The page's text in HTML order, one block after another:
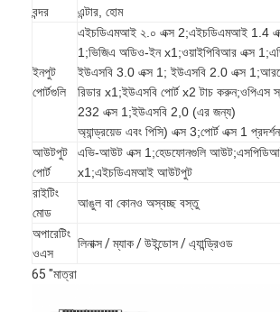
এখন চ্যাট করুন
আইবোর্ড ইন্টারেক্টিভ হোয়াইটবোর্ড
আইআর ইন্টারেক্টিভ হোয়াইটবোর্ড
ইনফ্রারেড ইন্টারেক্টিভ হোয়াইটবোর্ড
বন্দর
এন্টার, হোম
ইনপুট
পোর্টগুলি
এইচডিএমআই ২.০ এক্স 2;এইচডিএমআই 1.4
1;ভিজিএ অডিও-ইন x1;ওয়াইপিবিআর এক্স
ইউএসবি 3.0 এক্স 1; ইউএসবি 2.0 এক্স
রিডার x1;ইউএসবি পোর্ট x2 টাচ
232 এক্স 1;ইউএসবি 2,0 (এর জন্য)
অ্যান্ড্রয়েড এবং পিসি) এক্স 3;পোর্ট এক্স 1
আউটপুট
পোর্ট
এভি-আউট এক্স 1;হেডফোনগুলি
x1;এইচডিএমআই আউটপুট
রাইটিং
মোড
আঙুল বা কোনও অস্বচ্ছ বস্তু
অপারেটিং
ওএস
লিনাক্স / ম্যাক / উইন্ডোস / এ্যান্ড্রিওড
65 "মাত্রা